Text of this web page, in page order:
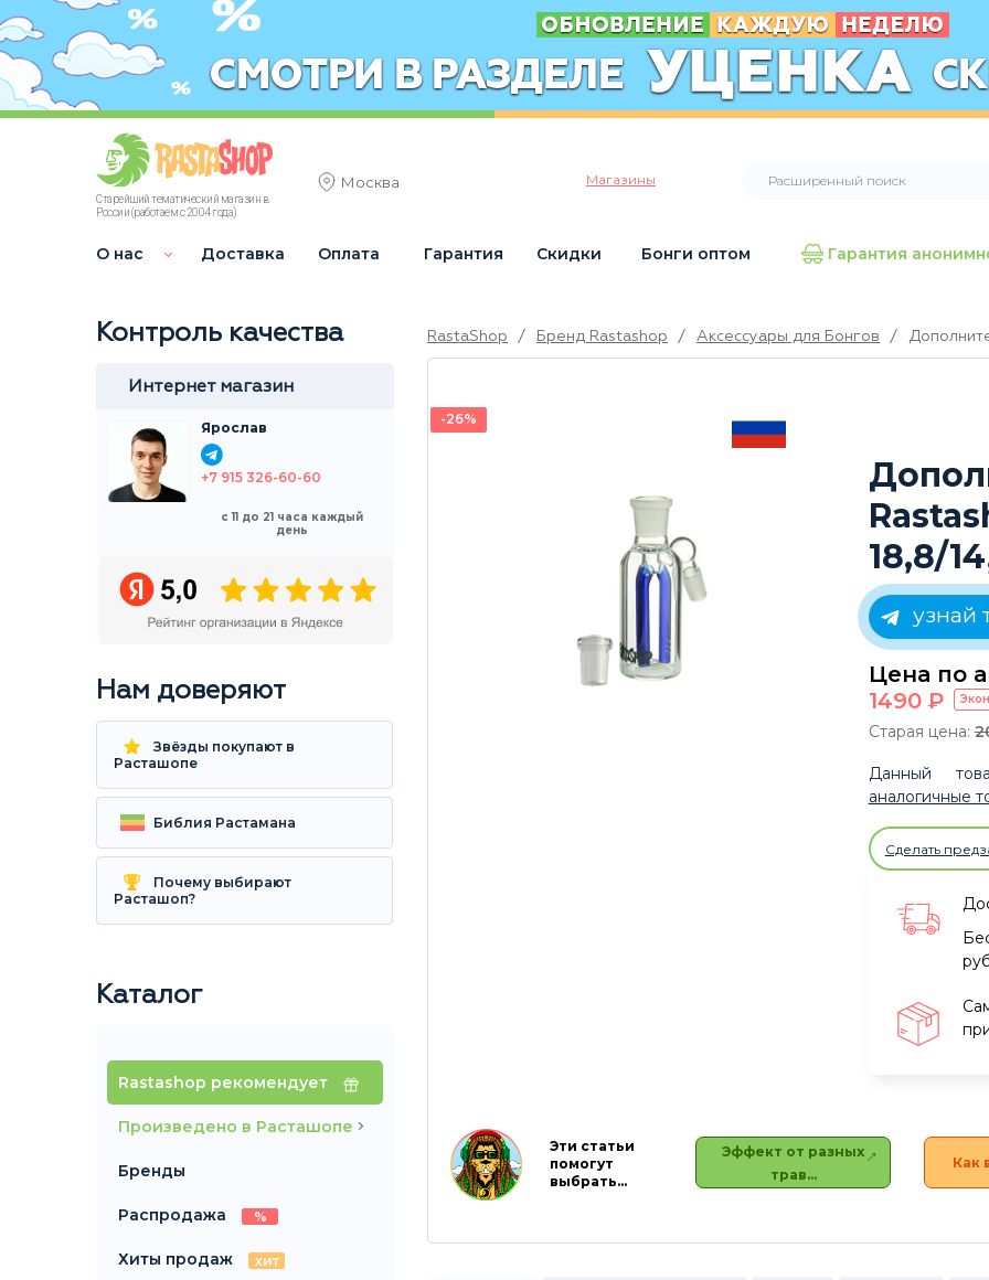
Старейший тематический магазин в
России (работаем с 2004 года)
Москва Магазины
О нас Доставка Оплата Гарантия Скидки Бонги оптом Гарантия
Контроль качества
Интернет магазин
Ярослав
+7 915 326-60-60
с 11 до 21 часа каждый
день
Нам доверяют
Звёзды покупают в
Расташопе
Библия Растамана
Почему выбирают
Расташоп?
Каталог
Rastashop рекомендует
Произведено в Расташопе
Бренды
Распродажа %
Хиты продаж хит
RastaShop / Бренд Rastashop / Аксессуары для Бонгов /
-26%
18,8/
узнай
Цена по
1490 P
Старая цена:
Данный
аналогичные
Сделать
Эти статьи
помогут
выбрать…
Эффект от разных
трав…
Как